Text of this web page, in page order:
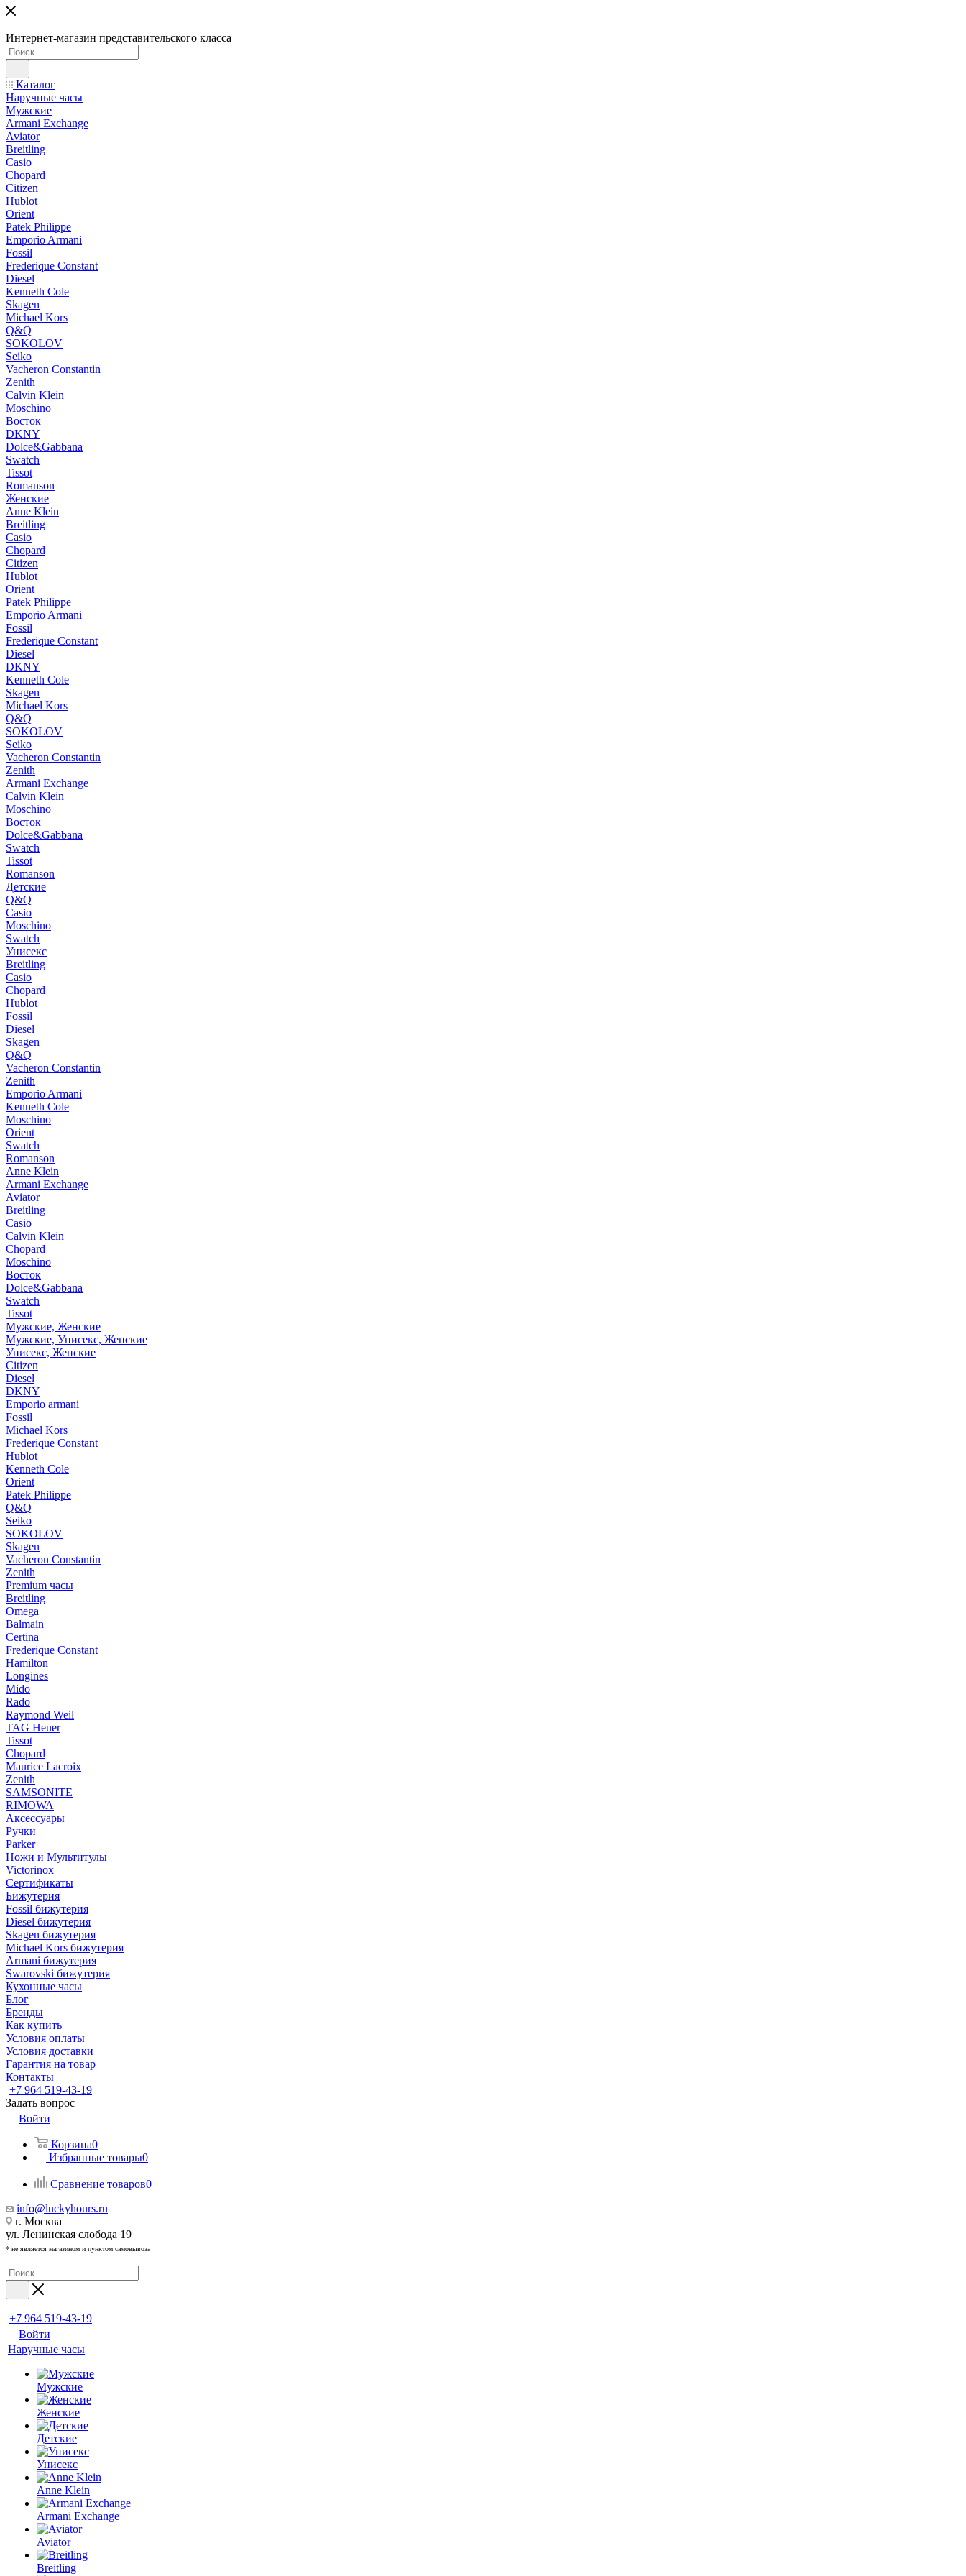
Интернет-магазин представительского класса
Каталог
Наручные часы
Мужские
Armani Exchange
Aviator
Breitling
Casio
Chopard
Citizen
Hublot
Orient
Patek Philippe
Emporio Armani
Fossil
Frederique Constant
Diesel
Kenneth Cole
Skagen
Michael Kors
Q&Q
SOKOLOV
Seiko
Vacheron Constantin
Zenith
Calvin Klein
Moschino
Восток
DKNY
Dolce&Gabbana
Swatch
Tissot
Romanson
Женские
Anne Klein
Breitling
Casio
Chopard
Citizen
Hublot
Orient
Patek Philippe
Emporio Armani
Fossil
Frederique Constant
Diesel
DKNY
Kenneth Cole
Skagen
Michael Kors
Q&Q
SOKOLOV
Seiko
Vacheron Constantin
Zenith
Armani Exchange
Calvin Klein
Moschino
Восток
Dolce&Gabbana
Swatch
Tissot
Romanson
Детские
Q&Q
Casio
Moschino
Swatch
Унисекс
Breitling
Casio
Chopard
Hublot
Fossil
Diesel
Skagen
Q&Q
Vacheron Constantin
Zenith
Emporio Armani
Kenneth Cole
Moschino
Orient
Swatch
Romanson
Anne Klein
Armani Exchange
Aviator
Breitling
Casio
Calvin Klein
Chopard
Moschino
Восток
Dolce&Gabbana
Swatch
Tissot
Мужские, Женские
Мужские, Унисекс, Женские
Унисекс, Женские
Citizen
Diesel
DKNY
Emporio armani
Fossil
Michael Kors
Frederique Constant
Hublot
Kenneth Cole
Orient
Patek Philippe
Q&Q
Seiko
SOKOLOV
Skagen
Vacheron Constantin
Zenith
Premium часы
Breitling
Omega
Balmain
Certina
Frederique Constant
Hamilton
Longines
Mido
Rado
Raymond Weil
TAG Heuer
Tissot
Chopard
Maurice Lacroix
Zenith
SAMSONITE
RIMOWA
Аксессуары
Ручки
Parker
Ножи и Мультитулы
Victorinox
Сертификаты
Бижутерия
Fossil бижутерия
Diesel бижутерия
Skagen бижутерия
Michael Kors бижутерия
Armani бижутерия
Swarovski бижутерия
Кухонные часы
Блог
Бренды
Как купить
Условия оплаты
Условия доставки
Гарантия на товар
Контакты
+7 964 519-43-19
Задать вопрос
Войти
Корзина0
Избранные товары0
Сравнение товаров0
info@luckyhours.ru
г. Москва
ул. Ленинская слобода 19
* не является магазином и пунктом самовывоза
+7 964 519-43-19
Войти
Наручные часы
Мужские
Женские
Детские
Унисекс
Anne Klein
Armani Exchange
Aviator
Breitling